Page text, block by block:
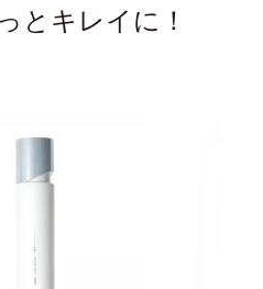
とキレイに！